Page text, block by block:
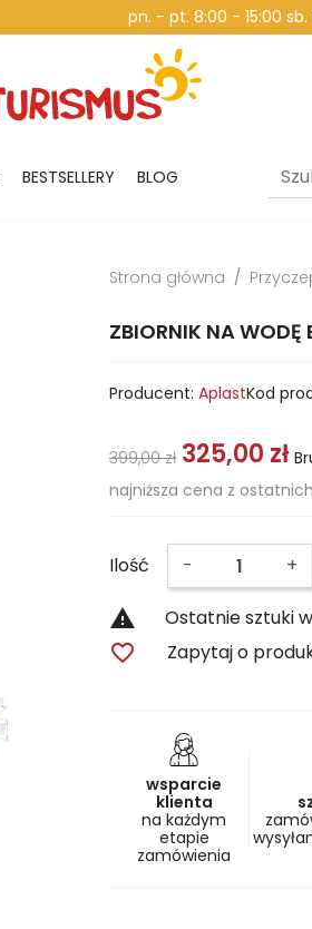
pn. - pt. 8:00 - 15:00 sb.
BESTSELLERY BLOG
Strona główna
ZBIORNIK NA WODĘ
Producent: AplastKod
399,00 zł 325,00 zł
najniższa cena z
Ilość - +
 Ostatnie sztuki
 Zapytaj o
wsparcie
klienta
na każdym
etapie
zamówienia